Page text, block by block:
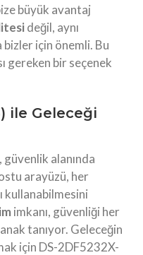
büyük avantaj
değil, aynı
bizler için önemli. Bu
gereken bir seçenek
ile Geleceği
alanında
arayüzü, her
kullanabilmesini
imkanı, güvenliği her
tanıyor. Geleceğin
için DS-2DF5232X-